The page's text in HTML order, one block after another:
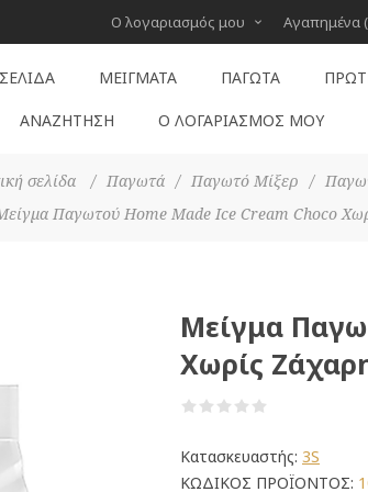
Ο λογαριασμός μου Αγαπημένα
ΜΕΊΓΜΑΤΑ ΠΑΓΩΤΆ
ΑΝΑΖΉΤΗΣΗ Ο ΛΟΓΑΡΙΑΣΜΌΣ ΜΟΥ
σελίδα / Παγωτά / Παγωτό Μίξερ /
Παγωτού Home Made Ice Cream Choco
Μείγμα
Χωρίς
Κατασκευαστής: 3S
ΚΩΔΙΚΟΣ ΠΡΟΪΟΝΤΟΣ: